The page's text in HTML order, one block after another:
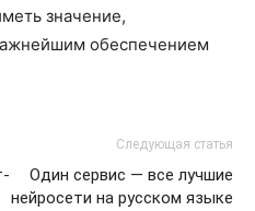
значение,
обеспечением
Следующая статья
Один сервис — все лучшие
нейросети на русском языке